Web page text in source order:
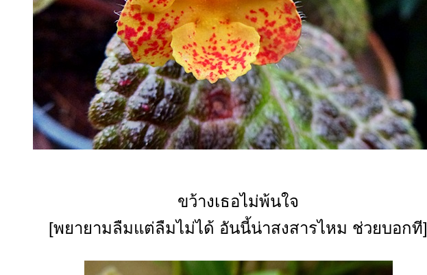
ขว้างเธอไม่พ้นใจ
[พยายามลืมแต่ลืมไม่ได้ อันนี้น่าสงสารไหม ช่วยบอกที]